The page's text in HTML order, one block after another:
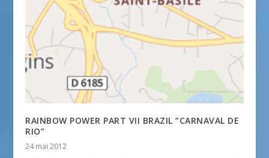
RAINBOW POWER PART VII BRAZIL “CARNAVAL DE
RIO”
24 mai 2012